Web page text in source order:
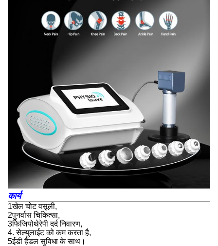
कार्य
1खेल चोट वसूली,
2पुनर्वास चिकित्सा,
3फिजियोथेरेपी दर्द निवारण,
4. सेल्युलाईट को कम करता है,
5ईडी हैंडल सुविधा के साथ।